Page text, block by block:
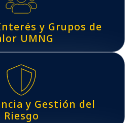
y Grupos de
UMNG
y Gestión del
Riesgo